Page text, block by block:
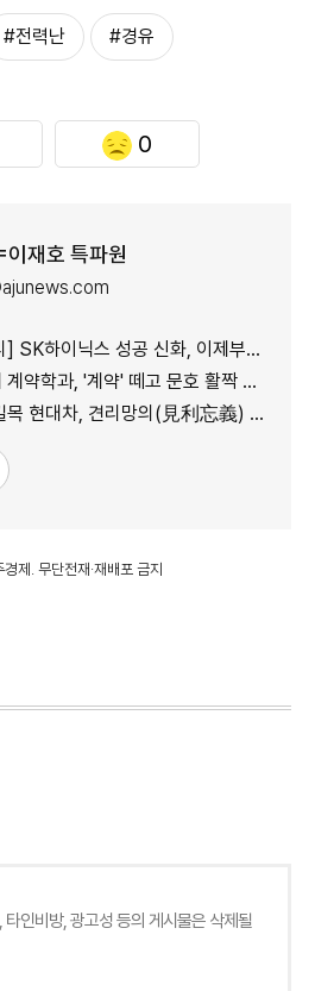
#전력난 #경유
0
이재호 특파원
이닉스 성공 신화, 이제부터 진짜 시험대
학과, '계약' 떼고 문호 활짝 열어야
현대차, 견리망의(見利忘義) 새겨야
제. 무단전재·재배포 금지